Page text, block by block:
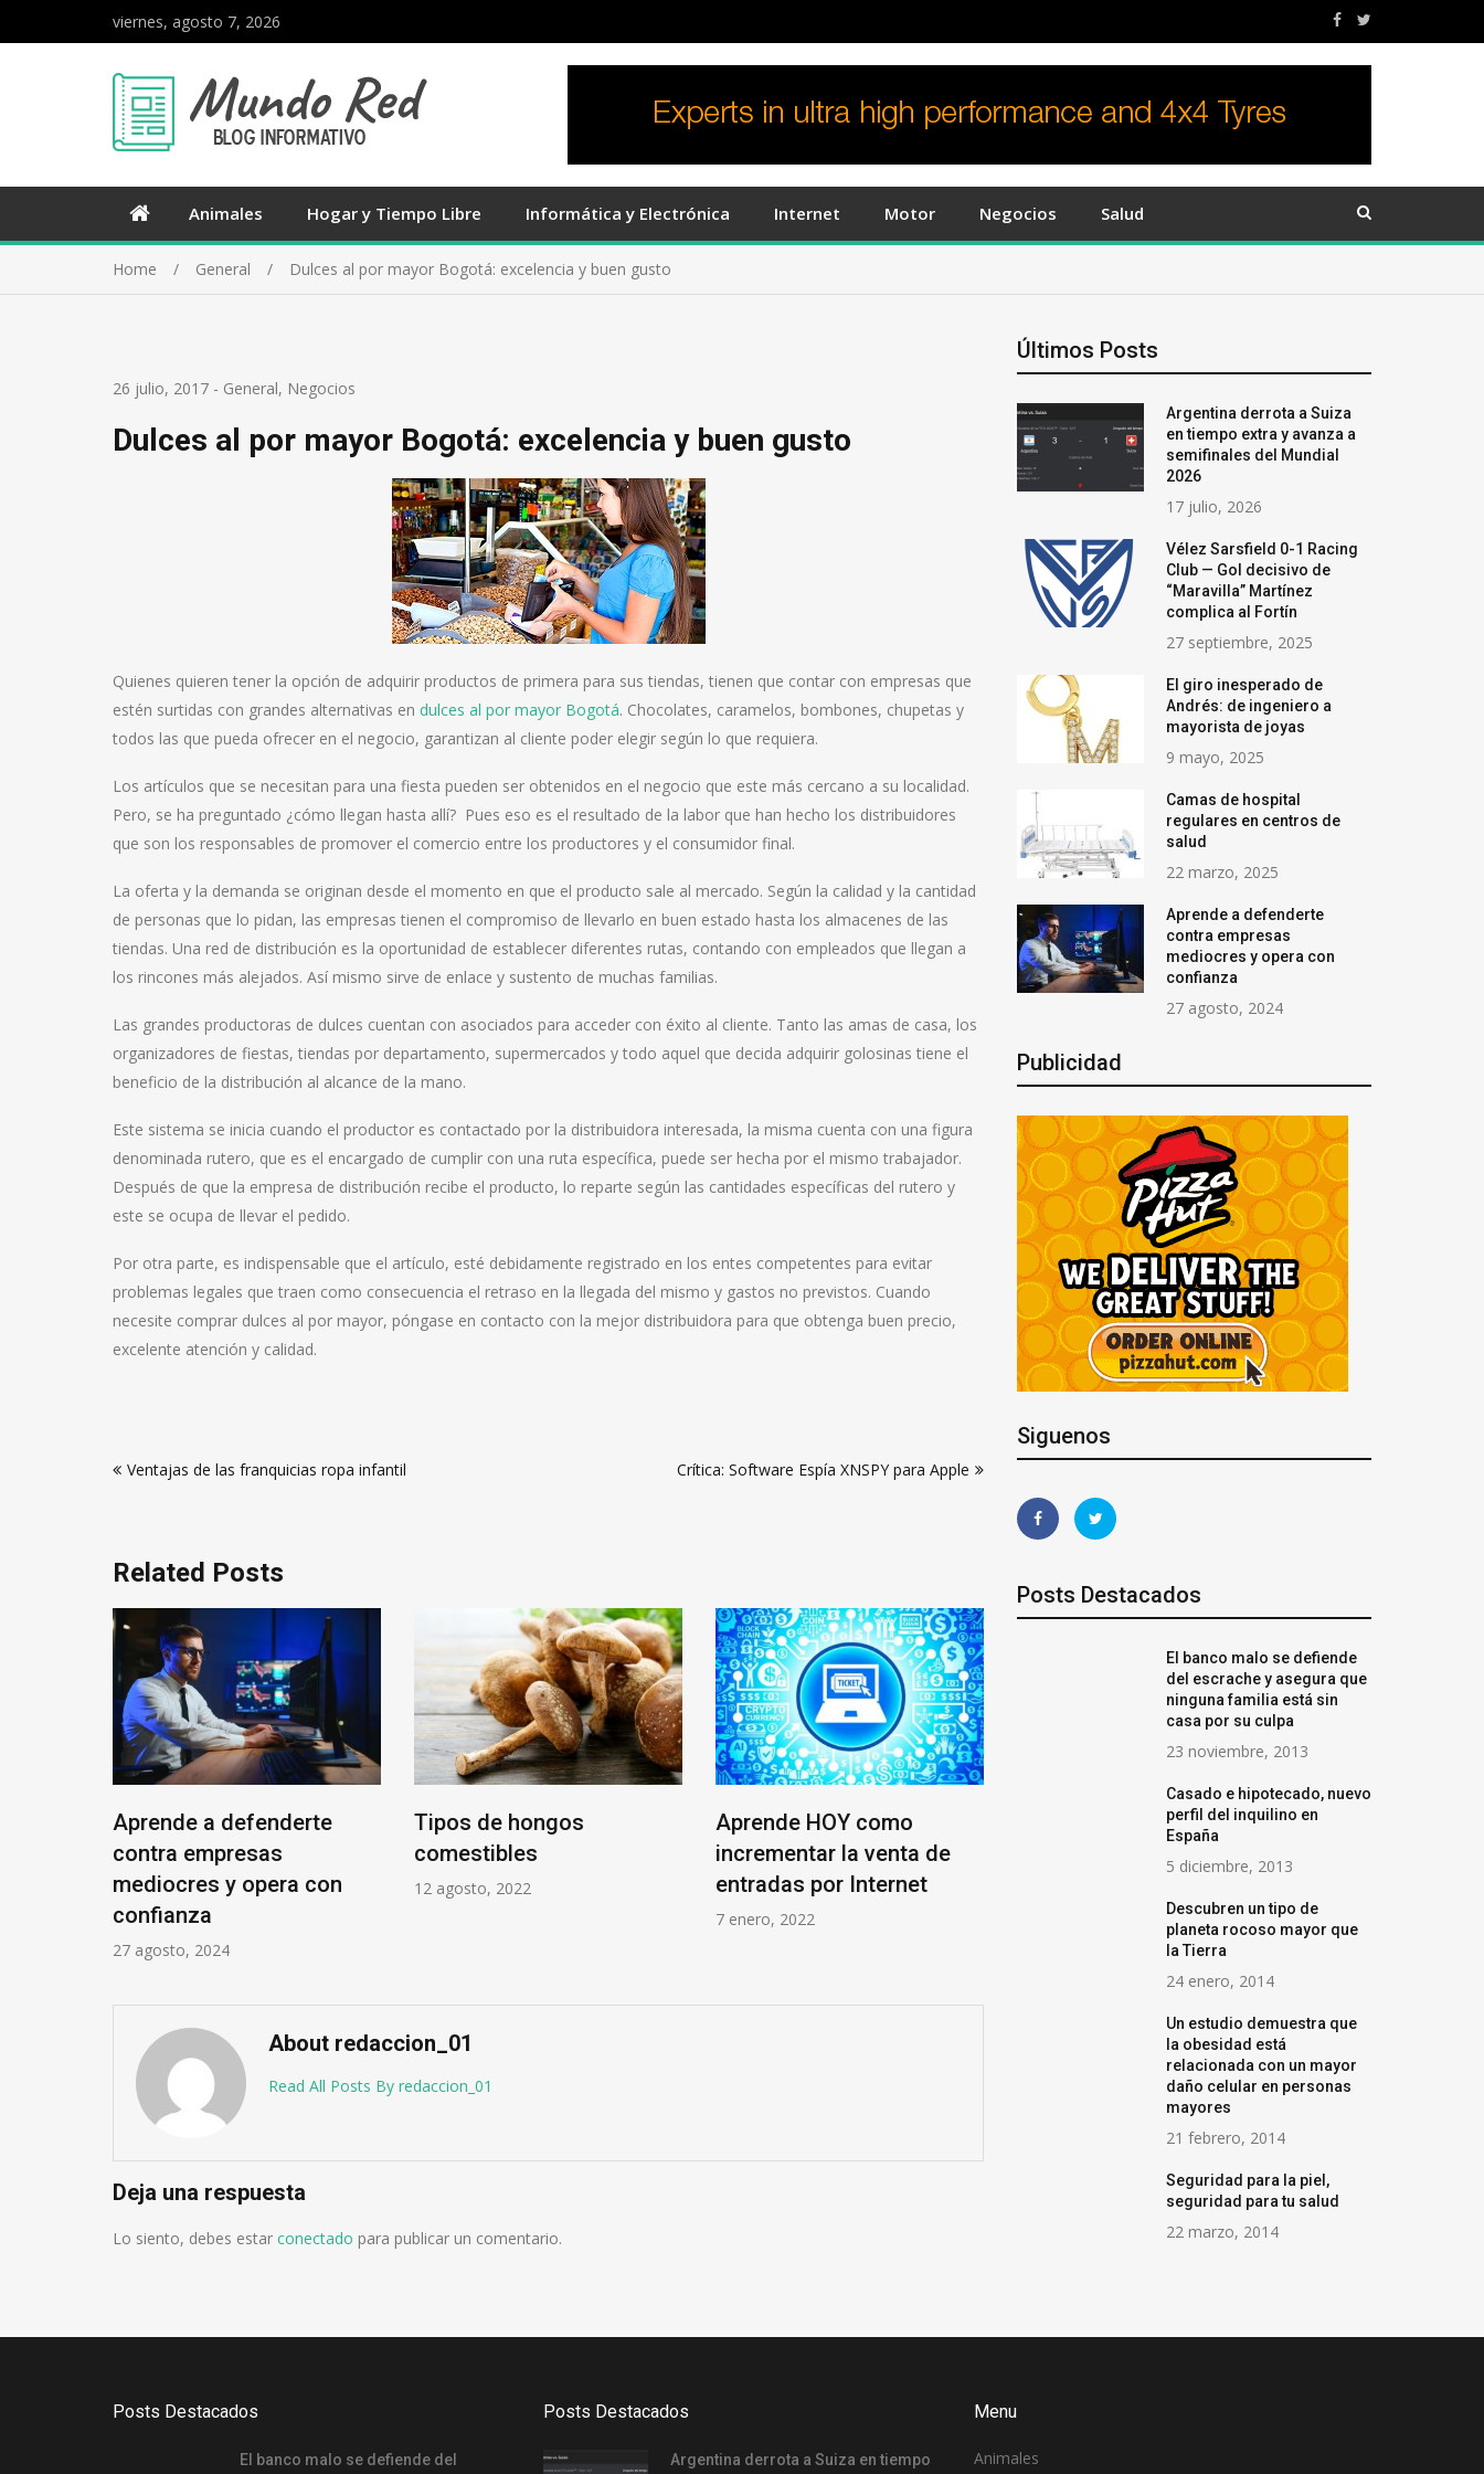
viernes, agosto 7, 2026
Animales Hogar y Tiempo Libre Informática y Electrónica Internet Motor Negocios Salud
Home General Dulces al por mayor Bogotá: excelencia y buen gusto
26 julio, 2017 - General, Negocios
Dulces al por mayor Bogotá: excelencia y buen gusto
Quienes quieren tener la opción de adquirir productos de primera para sus tiendas, tienen que contar con empresas que
estén surtidas con grandes alternativas en dulces al por mayor Bogotá. Chocolates, caramelos, bombones, chupetas y
todos las que pueda ofrecer en el negocio, garantizan al cliente poder elegir según lo que requiera.
Los artículos que se necesitan para una fiesta pueden ser obtenidos en el negocio que este más cercano a su localidad.
Pero, se ha preguntado ¿cómo llegan hasta allí? Pues eso es el resultado de la labor que han hecho los distribuidores
que son los responsables de promover el comercio entre los productores y el consumidor final.
La oferta y la demanda se originan desde el momento en que el producto sale al mercado. Según la calidad y la cantidad
de personas que lo pidan, las empresas tienen el compromiso de llevarlo en buen estado hasta los almacenes de las
tiendas. Una red de distribución es la oportunidad de establecer diferentes rutas, contando con empleados que llegan a
los rincones más alejados. Así mismo sirve de enlace y sustento de muchas familias.
Las grandes productoras de dulces cuentan con asociados para acceder con éxito al cliente. Tanto las amas de casa, los
organizadores de fiestas, tiendas por departamento, supermercados y todo aquel que decida adquirir golosinas tiene el
beneficio de la distribución al alcance de la mano.
Este sistema se inicia cuando el productor es contactado por la distribuidora interesada, la misma cuenta con una figura
denominada rutero, que es el encargado de cumplir con una ruta específica, puede ser hecha por el mismo trabajador.
Después de que la empresa de distribución recibe el producto, lo reparte según las cantidades específicas del rutero y
este se ocupa de llevar el pedido.
Por otra parte, es indispensable que el artículo, esté debidamente registrado en los entes competentes para evitar
problemas legales que traen como consecuencia el retraso en la llegada del mismo y gastos no previstos. Cuando
necesite comprar dulces al por mayor, póngase en contacto con la mejor distribuidora para que obtenga buen precio,
excelente atención y calidad.
deVentajas de las franquicias ropa infantil Crítica: Software Espía XNSPY para Apple
Related Posts
Aprende a defenderte
contra empresas
mediocres y opera con
confianza
27 agosto, 2024
Tipos de hongos
comestibles
12 agosto, 2022
Aprende HOY como
incrementar la venta de
entradas por Internet
7 enero, 2022
Parques fotovoltaicos
impulsan la soberanía
About redaccion_01
Read All Posts By redaccion_01
Deja una respuesta
Lo siento, debes estar conectado para publicar un comentario.
Últimos Posts
Argentina derrota a Suiza
en tiempo extra y avanza a
semifinales del Mundial
2026
17 julio, 2026
Vélez Sarsfield 0-1 Racing
Club — Gol decisivo de
“Maravilla” Martínez
complica al Fortín
27 septiembre, 2025
El giro inesperado de
Andrés: de ingeniero a
mayorista de joyas
9 mayo, 2025
Camas de hospital
regulares en centros de
salud
22 marzo, 2025
Aprende a defenderte
contra empresas
mediocres y opera con
confianza
27 agosto, 2024
Publicidad
Siguenos
Posts Destacados
El banco malo se defiende
del escrache y asegura que
ninguna familia está sin
casa por su culpa
23 noviembre, 2013
Casado e hipotecado, nuevo
perfil del inquilino en
España
5 diciembre, 2013
Descubren un tipo de
planeta rocoso mayor que
la Tierra
24 enero, 2014
Un estudio demuestra que
la obesidad está
relacionada con un mayor
daño celular en personas
mayores
21 febrero, 2014
Seguridad para la piel,
seguridad para tu salud
22 marzo, 2014
Posts Destacados
El banco malo se defiende del
Posts Destacados
Argentina derrota a Suiza en tiempo
Menu
Animales